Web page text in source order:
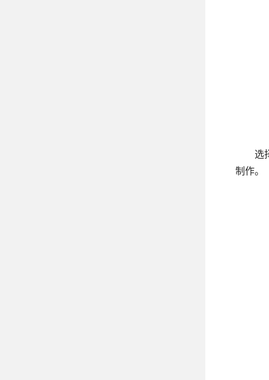
选
制作。